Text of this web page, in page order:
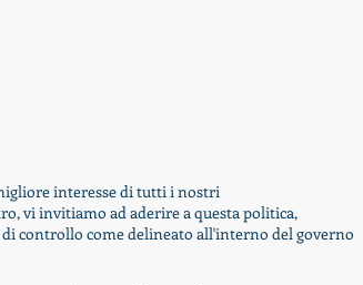
interesse di tutti i nostri
vi invitiamo ad aderire a questa politica,
controllo come delineato all'interno del governo